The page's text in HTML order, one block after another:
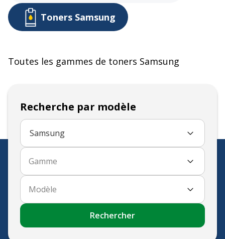
Toners Samsung
Toutes les gammes de toners Samsung
Recherche par modèle
Samsung
Gamme
Modèle
Rechercher